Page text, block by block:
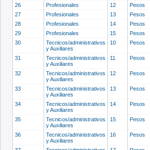
26
Profesionales 12 Pesos
27
Profesionales 13 Pesos
28
Profesionales 14 Pesos
29
Profesionales 15 Pesos
30
Tecnicos/administrativos
y Auxiliares
10 Pesos
31
Tecnicos/administrativos
y Auxiliares
11 Pesos
32
Tecnicos/administrativos
y Auxiliares
12 Pesos
33
Tecnicos/administrativos
y Auxiliares
13 Pesos
34
Tecnicos/administrativos
y Auxiliares
14 Pesos
35
Tecnicos/administrativos
y Auxiliares
15 Pesos
36
Tecnicos/administrativos
y Auxiliares
16 Pesos